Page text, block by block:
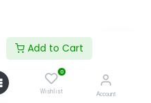
Add to Cart
0
Wishlist Account
Cart